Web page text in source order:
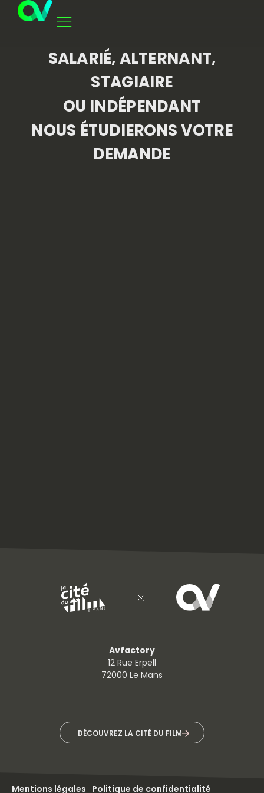
SALARIÉ, ALTERNANT,
STAGIAIRE
OU INDÉPENDANT
NOUS ÉTUDIERONS VOTRE
DEMANDE
Avfactory
12 Rue Erpell
72000 Le Mans
DÉCOUVREZ LA CITÉ DU FILM
Mentions légales Politique de confidentialité